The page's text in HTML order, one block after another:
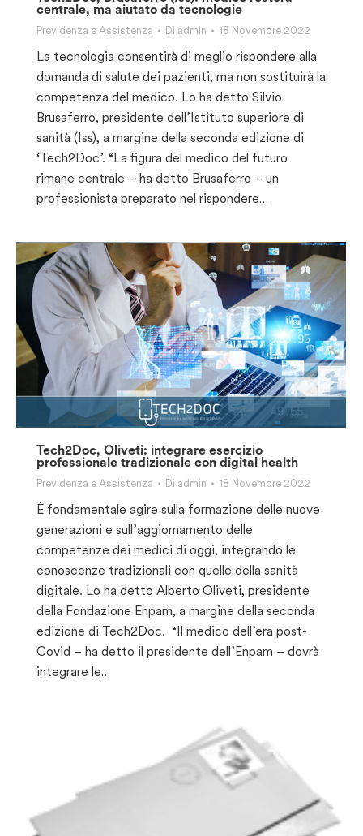
centrale, ma aiutato da tecnologie
Previdenza e Assistenza Di admin 18 Novembre 2022
La tecnologia consentirà di meglio rispondere alla
domanda di salute dei pazienti, ma non sostituirà la
competenza del medico. Lo ha detto Silvio
Brusaferro, presidente dell’Istituto superiore di
sanità (Iss), a margine della seconda edizione di
‘Tech2Doc’. “La figura del medico del futuro
rimane centrale – ha detto Brusaferro – un
professionista preparato nel rispondere…
Tech2Doc, Oliveti: integrare esercizio
professionale tradizionale con digital health
Previdenza e Assistenza Di admin 18 Novembre 2022
È fondamentale agire sulla formazione delle nuove
generazioni e sull’aggiornamento delle
competenze dei medici di oggi, integrando le
conoscenze tradizionali con quelle della sanità
digitale. Lo ha detto Alberto Oliveti, presidente
della Fondazione Enpam, a margine della seconda
edizione di Tech2Doc. “Il medico dell’era post-
Covid – ha detto il presidente dell’Enpam – dovrà
integrare le…